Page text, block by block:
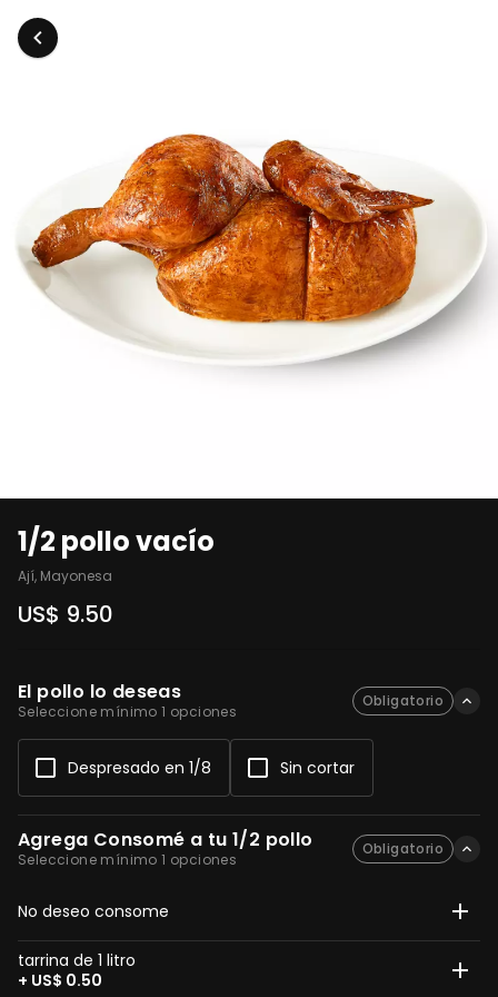
1/2 pollo vacío
Ají, Mayonesa
US$ 9.50
El pollo lo deseas
Seleccione mínimo 1 opciones
Obligatorio
Despresado en 1/8 Sin cortar
Agrega Consomé a tu 1/2 pollo
Seleccione mínimo 1 opciones
Obligatorio
No deseo consome
tarrina de 1 litro
+ US$ 0.50